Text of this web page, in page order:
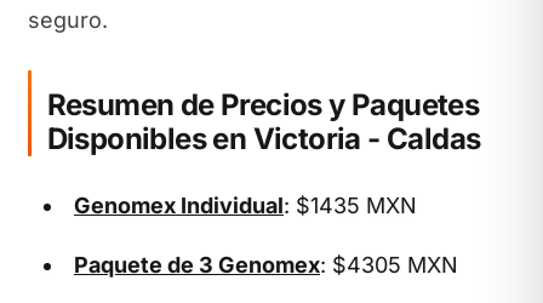
seguro.
Resumen de Precios y Paquetes
Disponibles en Victoria - Caldas
Genomex Individual: $1435 MXN
Paquete de 3 Genomex: $4305 MXN